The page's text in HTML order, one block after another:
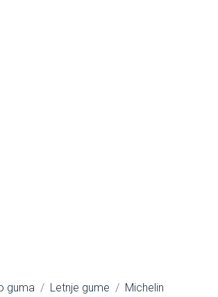
guma Letnje gume
Michelin